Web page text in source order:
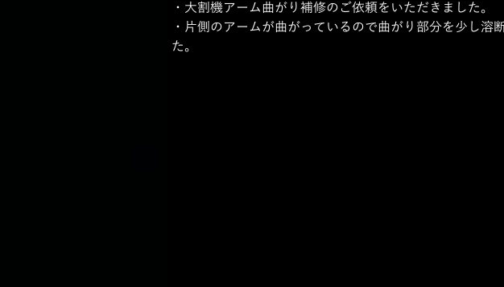
・大割機アーム曲がり補修のご依頼をいただきました。
・片側のアームが曲がっているので曲がり部分を少し
た。